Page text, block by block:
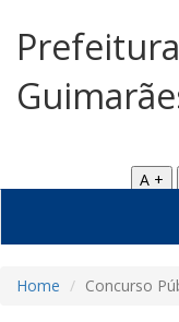
A +
Home Concurso